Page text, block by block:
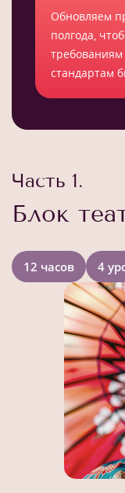
Обновляем
полгода,
требованиям
стандартам
Часть 1.
Блок
12 часов 4